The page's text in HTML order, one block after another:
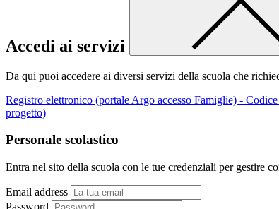
Accedi ai servizi
Da qui puoi accedere ai diversi servizi della scuola che
Registro elettronico (portale Argo accesso Famiglie) -
progetto)
Personale scolastico
Entra nel sito della scuola con le tue credenziali per gestire
Email address
Password